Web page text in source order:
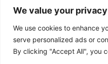
We value your privacy
We use cookies to enhance
serve personalized ads or
By clicking "Accept All", you
© 2026 diesl.com -